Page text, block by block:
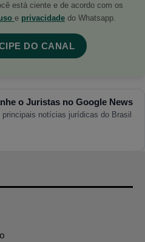
está ciente e de acordo com os
e privacidade do Whatsapp.
DO CANAL
o Juristas no Google News
principais notícias jurídicas do Brasil